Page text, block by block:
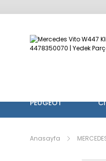
PEUGEOT
Anasayfa